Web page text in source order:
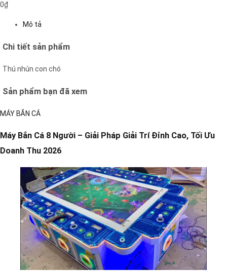
0₫
Mô tả
Chi tiết sản phẩm
Thú nhún con chó
Sản phẩm bạn đã xem
MÁY BẮN CÁ
Máy Bắn Cá 8 Người – Giải Pháp Giải Trí Đỉnh Cao, Tối Ưu
Doanh Thu 2026